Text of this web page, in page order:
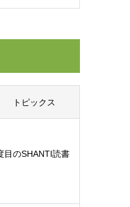
トピックス
目のSHANTI読書